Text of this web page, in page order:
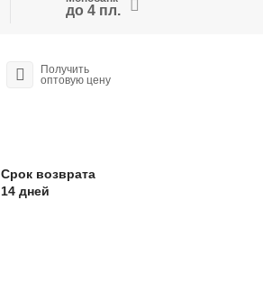
до 4 пл.
Получить
оптовую цену
Срок возврата
14 дней